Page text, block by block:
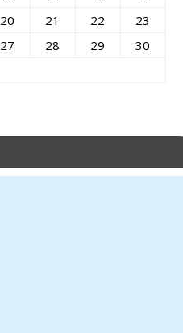
20 21 22
23
27 28 29
30